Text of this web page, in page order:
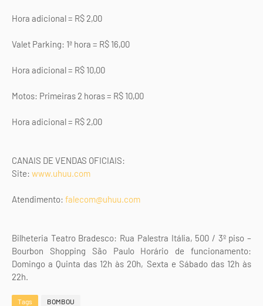
Hora adicional = R$ 2,00
Valet Parking: 1ª hora = R$ 16,00
Hora adicional = R$ 10,00
Motos: Primeiras 2 horas = R$ 10,00
Hora adicional = R$ 2,00
CANAIS DE VENDAS OFICIAIS:
Site: www.uhuu.com
Atendimento: falecom@uhuu.com
Bilheteria Teatro Bradesco: Rua Palestra Itália, 500 / 3º piso –
Bourbon Shopping São Paulo Horário de funcionamento:
Domingo a Quinta das 12h às 20h, Sexta e Sábado das 12h às
22h.
Tags BOMBOU